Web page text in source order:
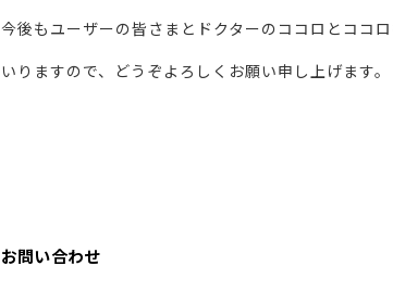
今後もユーザーの皆さまとドクターのココロとココ
いりますので、どうぞよろしくお願い申し上げます。
お問い合わせ